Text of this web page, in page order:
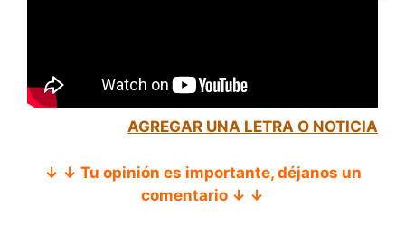
AGREGAR UNA LETRA O NOTICIA
↓ ↓ Tu opinión es importante, déjanos un
comentario ↓ ↓